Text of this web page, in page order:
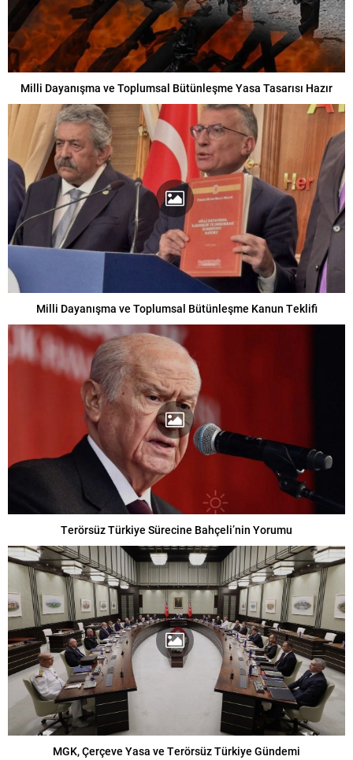
Milli Dayanışma ve Toplumsal Bütünleşme Yasa Tasarısı Hazır
Milli Dayanışma ve Toplumsal Bütünleşme Kanun Teklifi
Terörsüz Türkiye Sürecine Bahçeli’nin Yorumu
MGK, Çerçeve Yasa ve Terörsüz Türkiye Gündemi